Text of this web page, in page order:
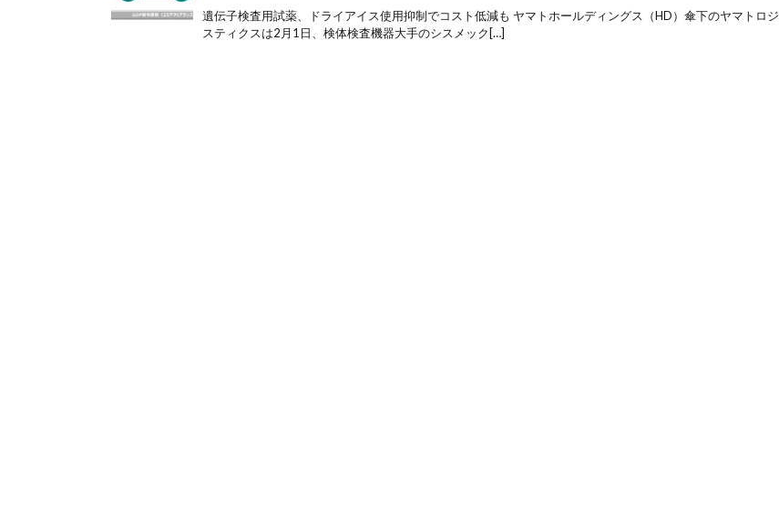
遺伝子検査用試薬、ドライアイス使用抑制でコスト低減も ヤマトホールディングス（HD）傘下のヤマトロジ
スティクスは2月1日、検体検査機器大手のシスメック[…]